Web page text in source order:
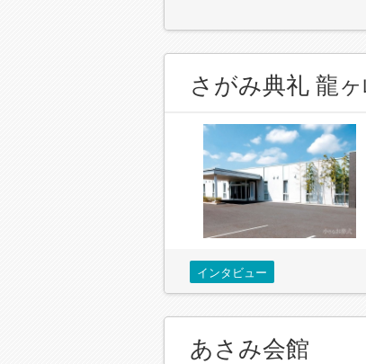
さがみ典礼 龍
インタビュー
あさみ会館